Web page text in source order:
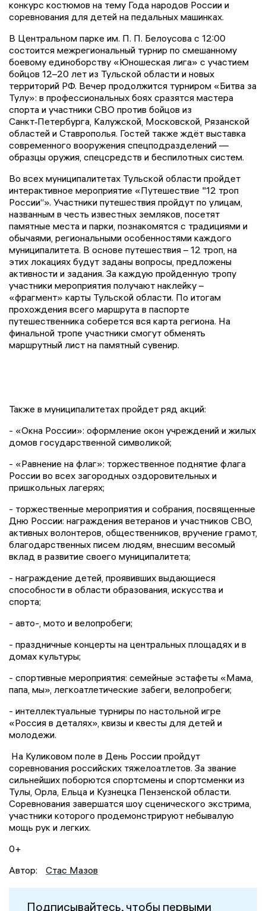
конкурс костюмов на тему Года народов России и
соревнования для детей на педальных машинках.
В Центральном парке им. П. П. Белоусова с 12:00
состоится межрегиональный турнир по смешанному
боевому единоборству «Юношеская лига» с участием
бойцов 12–20 лет из Тульской области и новых
территорий РФ. Вечер продолжится турниром «Битва за
Тулу»: в профессиональных боях сразятся мастера
спорта и участники СВО против бойцов из
Санкт‑Петербурга, Калужской, Московской, Рязанской
областей и Ставрополья. Гостей также ждёт выставка
современного вооружения спецподразделений —
образцы оружия, спецсредств и беспилотных систем.
Во всех муниципалитетах Тульской области пройдет
интерактивное мероприятие «Путешествие "12 троп
России“». Участники путешествия пройдут по улицам,
названным в честь известных земляков, посетят
памятные места и парки, познакомятся с традициями и
обычаями, региональными особенностями каждого
муниципалитета. В основе путешествия – 12 троп, на
этих локациях будут заданы вопросы, предложены
активности и задания. За каждую пройденную тропу
участники мероприятия получают наклейку –
«фрагмент» карты Тульской области. По итогам
прохождения всего маршрута в паспорте
путешественника соберется вся карта региона. На
финальной тропе участники смогут обменять
маршрутный лист на памятный сувенир.
Также в муниципалитетах пройдет ряд акций:
- «Окна России»: оформление окон учреждений и жилых
домов государственной символикой;
- «Равнение на флаг»: торжественное поднятие флага
России во всех загородных оздоровительных и
пришкольных лагерях;
- торжественные мероприятия и собрания, посвященные
Дню России: награждения ветеранов и участников СВО,
активных волонтеров, общественников, вручение грамот,
благодарственных писем людям, внесшим весомый
вклад в развитие своего муниципалитета;
- награждение детей, проявивших выдающиеся
способности в области образования, искусства и
спорта;
- авто-, мото и велопробеги;
- праздничные концерты на центральных площадях и в
домах культуры;
- спортивные мероприятия: семейные эстафеты «Мама,
папа, мы», легкоатлетические забеги, велопробеги;
- интеллектуальные турниры по настольной игре
«Россия в деталях», квизы и квесты для детей и
молодежи.
На Куликовом поле в День России пройдут
соревнования российских тяжелоатлетов. За звание
сильнейших поборются спортсмены и спортсменки из
Тулы, Орла, Ельца и Кузнецка Пензенской области.
Соревнования завершатся шоу сценического экстрима,
участники которого продемонстрируют небывалую
мощь рук и легких.
0+
Автор:
Стас Мазов
Подписывайтесь, чтобы первыми